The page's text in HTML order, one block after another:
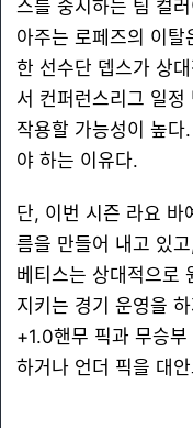
스를 중시하는 팀 컬
아주는 로페즈의 이
한 선수단 뎁스가 상
서 컨퍼런스리그 일
작용할 가능성이 높
야 하는 이유다.
단, 이번 시즌 라요 바
름을 만들어 내고 있
베티스는 상대적으로
지키는 경기 운영을
+1.0핸무 픽과 무승
하거나 언더 픽을 대